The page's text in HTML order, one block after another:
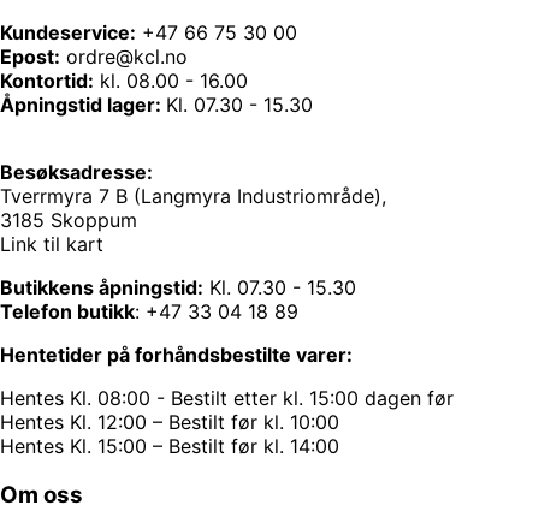
Kundeservice: +47 66 75 30 00
Epost: ordre@kcl.no
Kontortid: kl. 08.00 - 16.00
Åpningstid lager: Kl. 07.30 - 15.30
Besøksadresse:
Tverrmyra 7 B (Langmyra Industriområde),
3185 Skoppum
Link til kart
Butikkens åpningstid: Kl. 07.30 - 15.30
Telefon butikk: +47 33 04 18 89
Hentetider på forhåndsbestilte varer:
Hentes Kl. 08:00 - Bestilt etter kl. 15:00 dagen før
Hentes Kl. 12:00 – Bestilt før kl. 10:00
Hentes Kl. 15:00 – Bestilt før kl. 14:00
Om oss